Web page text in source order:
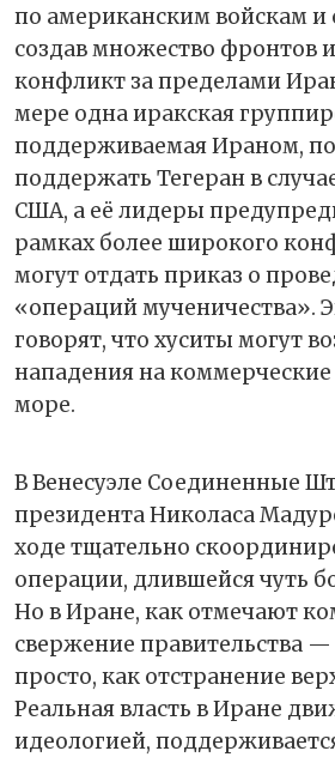
по американским войскам и
создав множество фронтов
конфликт за пределами
мере одна иракская
поддерживаемая Ираном,
поддержать Тегеран в
США, а её лидеры
рамках более широкого
могут отдать приказ о
«операций мученичества».
говорят, что хуситы могут
нападения на
море.
В Венесуэле Соединенные
президента Николаса
ходе тщательно
операции, длившейся чуть
Но в Иране, как отмечают
свержение правительства —
просто, как отстранение
Реальная власть в Иране
идеологией,